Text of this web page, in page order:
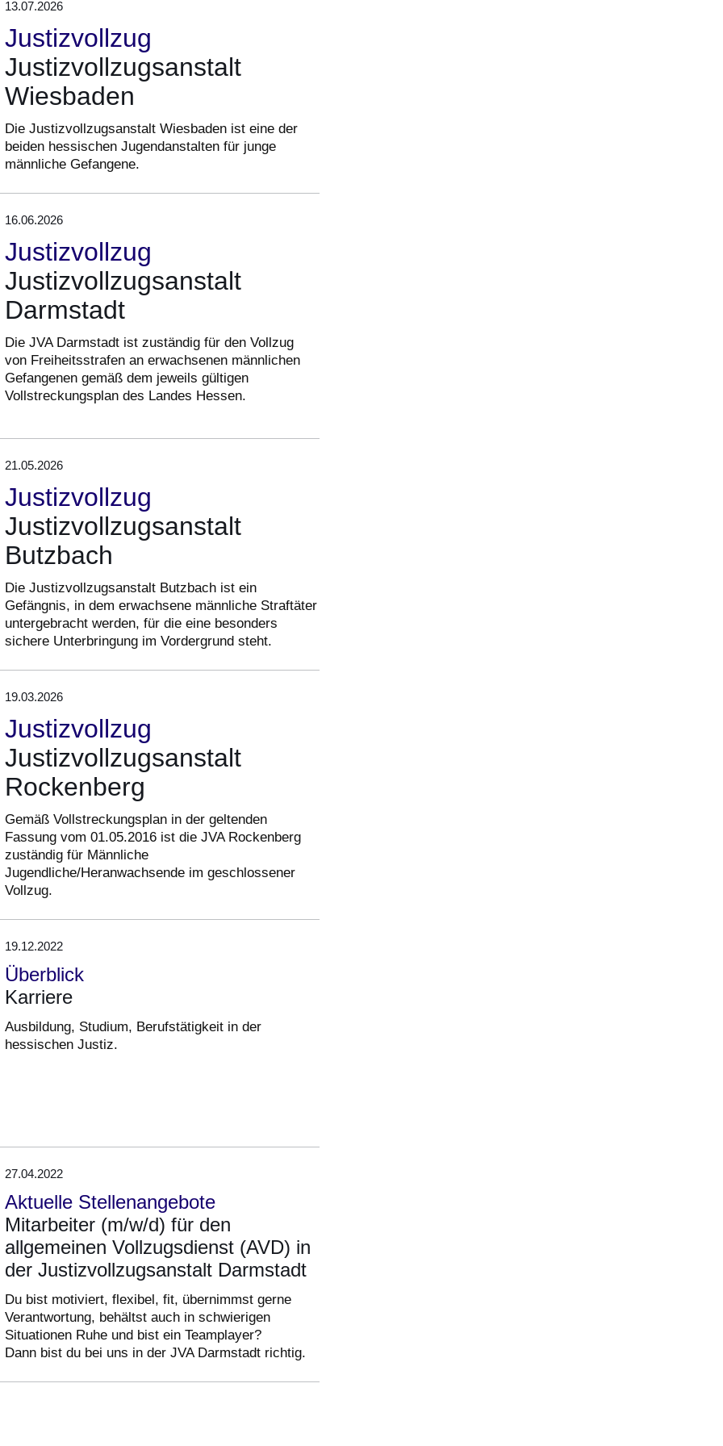
13.07.2026
Justizvollzug
Justizvollzugsanstalt
Wiesbaden
Die Justizvollzugsanstalt Wiesbaden ist eine der
beiden hessischen Jugendanstalten für junge
männliche Gefangene.
16.06.2026
Justizvollzug
Justizvollzugsanstalt
Darmstadt
Die JVA Darmstadt ist zuständig für den Vollzug
von Freiheitsstrafen an erwachsenen männlichen
Gefangenen gemäß dem jeweils gültigen
Vollstreckungsplan des Landes Hessen.
21.05.2026
Justizvollzug
Justizvollzugsanstalt
Butzbach
Die Justizvollzugsanstalt Butzbach ist ein
Gefängnis, in dem erwachsene männliche Straftäter
untergebracht werden, für die eine besonders
sichere Unterbringung im Vordergrund steht.
19.03.2026
Justizvollzug
Justizvollzugsanstalt
Rockenberg
Gemäß Vollstreckungsplan in der geltenden
Fassung vom 01.05.2016 ist die JVA Rockenberg
zuständig für Männliche
Jugendliche/Heranwachsende im geschlossener
Vollzug.
19.12.2022
Überblick
Karriere
Ausbildung, Studium, Berufstätigkeit in der
hessischen Justiz.
27.04.2022
Aktuelle Stellenangebote
Mitarbeiter (m/w/d) für den
allgemeinen Vollzugsdienst (AVD) in
der Justizvollzugsanstalt Darmstadt
Du bist motiviert, flexibel, fit, übernimmst gerne
Verantwortung, behältst auch in schwierigen
Situationen Ruhe und bist ein Teamplayer?
Dann bist du bei uns in der JVA Darmstadt richtig.